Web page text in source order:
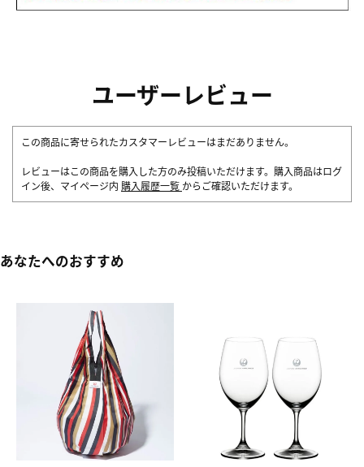
ユーザーレビュー
この商品に寄せられたカスタマーレビューはまだありません。
レビューはこの商品を購入した方のみ投稿いただけます。購入商品はログ
イン後、マイページ内 購入履歴一覧 からご確認いただけます。
あなたへのおすすめ